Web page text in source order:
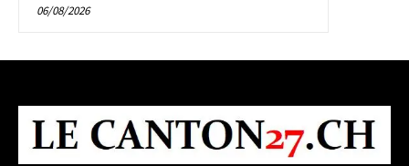
06/08/2026